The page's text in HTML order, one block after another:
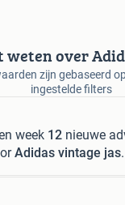
weten over
zijn gebaseerd
ingestelde filters
week 12 nieuwe
Adidas vintage jas.